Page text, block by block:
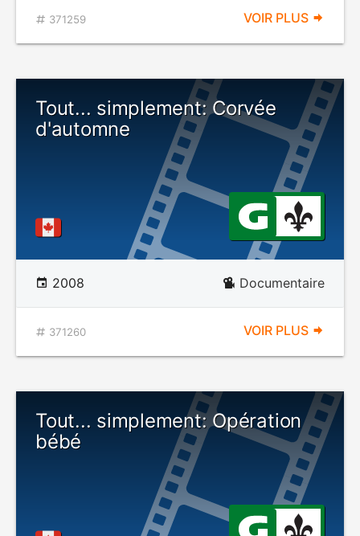
371259 VOIR PLUS
Tout... simplement: Corvée
d'automne
2008 Documentaire
371260 VOIR PLUS
Tout... simplement: Opération
bébé